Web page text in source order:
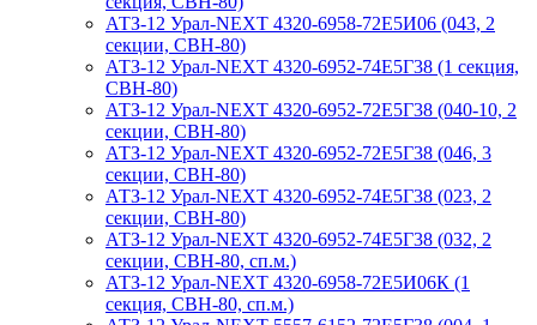
АТЗ-12 Урал-NEXT 4320-6958-72Е5И06 (043, 2
секции, СВН-80)
АТЗ-12 Урал-NEXT 4320-6952-74Е5Г38 (1 секция,
СВН-80)
АТЗ-12 Урал-NEXT 4320-6952-72Е5Г38 (040-10, 2
секции, СВН-80)
АТЗ-12 Урал-NEXT 4320-6952-72Е5Г38 (046, 3
секции, СВН-80)
АТЗ-12 Урал-NEXT 4320-6952-74Е5Г38 (023, 2
секции, СВН-80)
АТЗ-12 Урал-NEXT 4320-6952-74Е5Г38 (032, 2
секции, СВН-80, сп.м.)
АТЗ-12 Урал-NEXT 4320-6958-72Е5И06К (1
секция, СВН-80, сп.м.)